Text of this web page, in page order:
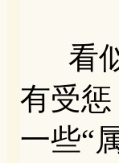
看似
有受
一些“